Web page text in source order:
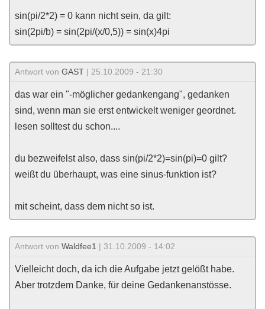
sin(pi/2*2) = 0 kann nicht sein, da gilt:
sin(2pi/b) = sin(2pi/(x/0,5)) = sin(x)4pi
Antwort von GAST | 25.10.2009 - 21:30
das war ein "-möglicher gedankengang", gedanken
sind, wenn man sie erst entwickelt weniger geordnet.
lesen solltest du schon....
du bezweifelst also, dass sin(pi/2*2)=sin(pi)=0 gilt?
weißt du überhaupt, was eine sinus-funktion ist?
mit scheint, dass dem nicht so ist.
Antwort von Waldfee1 | 31.10.2009 - 14:02
Vielleicht doch, da ich die Aufgabe jetzt gelößt habe.
Aber trotzdem Danke, für deine Gedankenanstösse.